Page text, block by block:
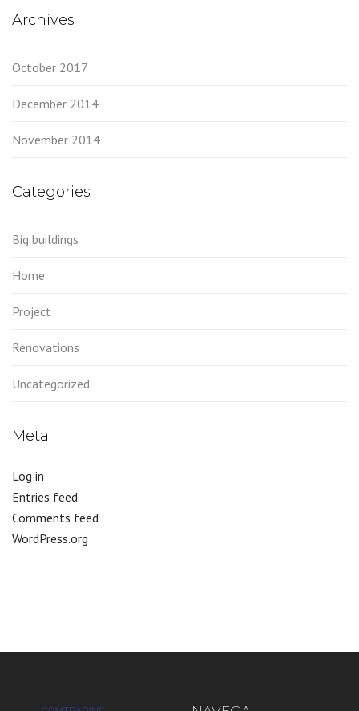
Archives
October 2017
December 2014
November 2014
Categories
Big buildings
Home
Project
Renovations
Uncategorized
Meta
Log in
Entries feed
Comments feed
WordPress.org